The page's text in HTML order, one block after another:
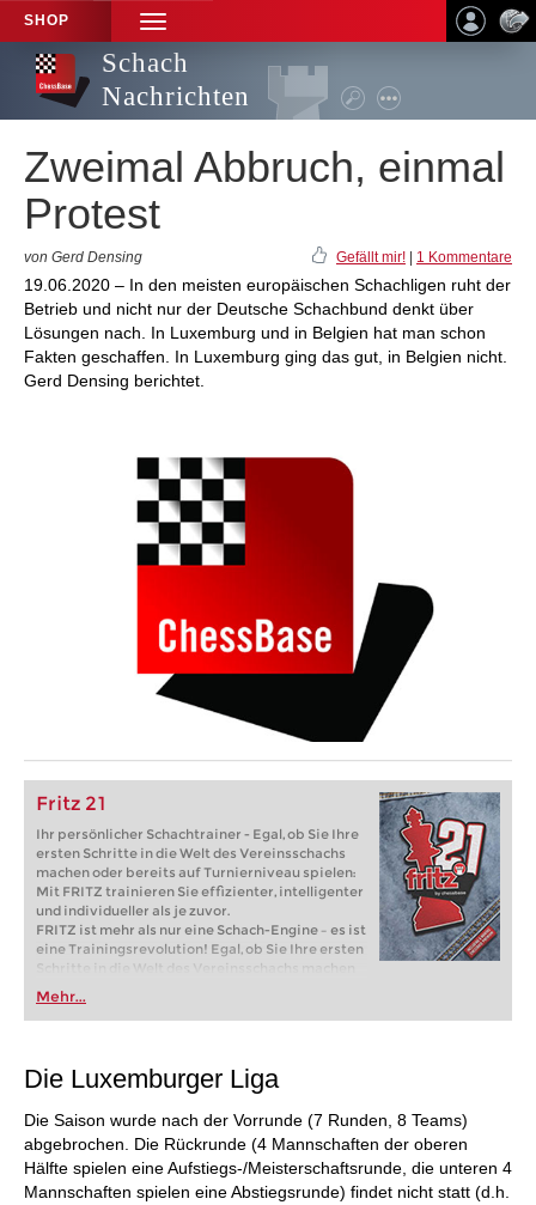
SHOP
TOGGLE
NAVIGATION
Schach
Nachrichten
Zweimal Abbruch, einmal
Protest
von Gerd Densing Gefällt mir! 1 Kommentare
19.06.2020 – In den meisten europäischen Schachligen ruht der
Betrieb und nicht nur der Deutsche Schachbund denkt über
Lösungen nach. In Luxemburg und in Belgien hat man schon
Fakten geschaffen. In Luxemburg ging das gut, in Belgien nicht.
Gerd Densing berichtet.
Fritz 21
Ihr persönlicher Schachtrainer - Egal, ob Sie Ihre
ersten Schritte in die Welt des Vereinsschachs
machen oder bereits auf Turnierniveau spielen:
Mit FRITZ trainieren Sie effizienter, intelligenter
und individueller als je zuvor.
FRITZ ist mehr als nur eine Schach-Engine – es ist
eine Trainingsrevolution! Egal, ob Sie Ihre ersten
Schritte in die Welt des Vereinsschachs machen
oder bereits auf Turnierniveau spielen: Mit
FRITZ trainieren Sie effizienter, intelligenter und
individueller als je zuvor.
Mehr...
Die Luxemburger Liga
Die Saison wurde nach der Vorrunde (7 Runden, 8 Teams)
abgebrochen. Die Rückrunde (4 Mannschaften der oberen
Hälfte spielen eine Aufstiegs-/Meisterschaftsrunde, die unteren 4
Mannschaften spielen eine Abstiegsrunde) findet nicht statt (d.h.